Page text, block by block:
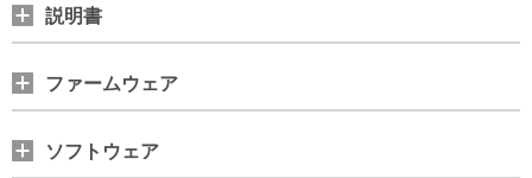
説明書
ファームウェア
ソフトウェア